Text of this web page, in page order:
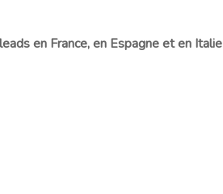
en France, en Espagne et en Italie